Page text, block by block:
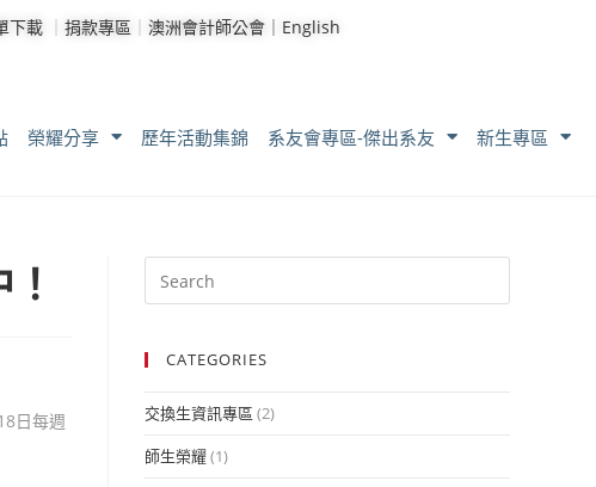
下載 ｜ 捐款專區 ｜ 澳洲會計師公會｜ English
榮耀分享 歷年活動集錦 系友會專區-傑出系友 新生專區
日每週
CATEGORIES
交換生資訊專區 (2)
師生榮耀(1)